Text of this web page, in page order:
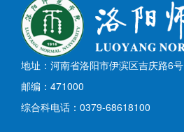
地址：河南省洛阳市伊滨区吉庆路6号
邮编：471000
综合科电话：0379-68618100